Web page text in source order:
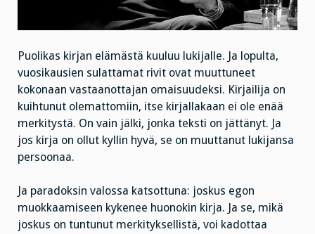
Puolikas kirjan elämästä kuuluu lukijalle. Ja lopulta,
vuosikausien sulattamat rivit ovat muuttuneet
kokonaan vastaanottajan omaisuudeksi. Kirjailija on
kuihtunut olemattomiin, itse kirjallakaan ei ole enää
merkitystä. On vain jälki, jonka teksti on jättänyt. Ja
jos kirja on ollut kyllin hyvä, se on muuttanut lukijansa
persoonaa.
Ja paradoksin valossa katsottuna: joskus egon
muokkaamiseen kykenee huonokin kirja. Ja se, mikä
joskus on tuntunut merkityksellistä, voi kadottaa